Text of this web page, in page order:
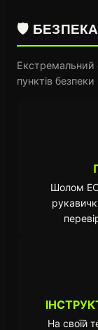
🛡️ БЕЗПЕКА
пунктів
Шолом
На своїй